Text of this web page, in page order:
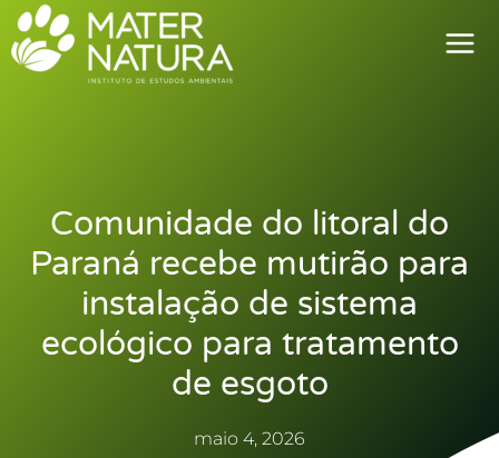
para
Comunidade do litoral do
Paraná recebe mutirão para
instalação de sistema
ecológico para tratamento
de esgoto
maio 4, 2026